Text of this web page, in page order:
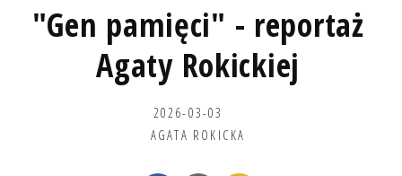
"Gen pamięci" - reportaż
Agaty Rokickiej
2026-03-03
AGATA ROKICKA